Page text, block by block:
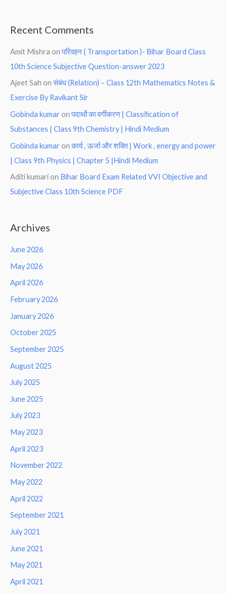
Recent Comments
Amit Mishra onपरिवहन ( Transportation )- Bihar Board Class
10th Science Subjective Question-answer 2023
Ajeet Sah onसंबंध (Relation) – Class 12th Mathematics Notes &
Exercise By Ravikant Sir
Gobinda kumar onपदार्थो का वर्गीकरण | Classification of
Substances | Class 9th Chemistry | Hindi Medium
Gobinda kumar onकार्य , ऊर्जा और शक्ति | Work , energy and power
| Class 9th Physics | Chapter 5 |Hindi Medium
Aditi kumari on Bihar Board Exam Related VVI Objective and
Subjective Class 10th Science PDF
Archives
June 2026
May 2026
April 2026
February 2026
January 2026
October 2025
September 2025
August 2025
July 2025
June 2025
July 2023
May 2023
April 2023
November 2022
May 2022
April 2022
September 2021
July 2021
June 2021
May 2021
April 2021